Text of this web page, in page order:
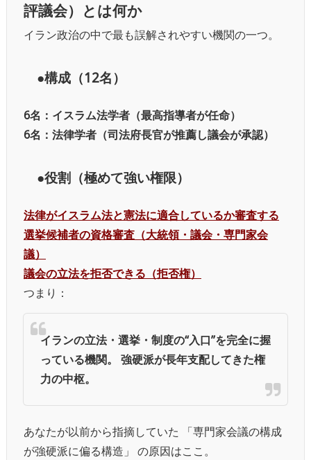
評議会）とは何か
イラン政治の中で最も誤解されやすい機関の一つ。
●構成（12名）
6名：イスラム法学者（最高指導者が任命）
6名：法律学者（司法府長官が推薦し議会が承認）
●役割（極めて強い権限）
法律がイスラム法と憲法に適合しているか審査する
選挙候補者の資格審査（大統領・議会・専門家会
議）
議会の立法を拒否できる（拒否権）
つまり：
イランの立法・選挙・制度の“入口”を完全に握
っている機関。
強硬派が長年支配してきた権
力の中枢。
あなたが以前から指摘していた 「専門家会議の構成
が強硬派に偏る構造」 の原因はここ。